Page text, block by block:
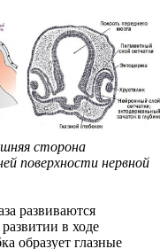
сторона
поверхности нервной
развиваются
в ходе
образует глазные